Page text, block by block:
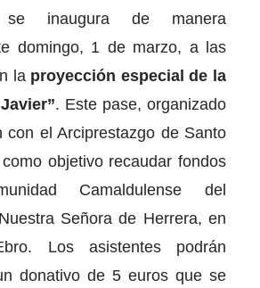
se inaugura de manera
domingo, 1 de marzo, a las
la proyección especial de la
. Este pase, organizado
con el Arciprestazgo de Santo
objetivo recaudar fondos
Camaldulense del
Señora de Herrera, en
Los asistentes podrán
donativo de 5 euros que se